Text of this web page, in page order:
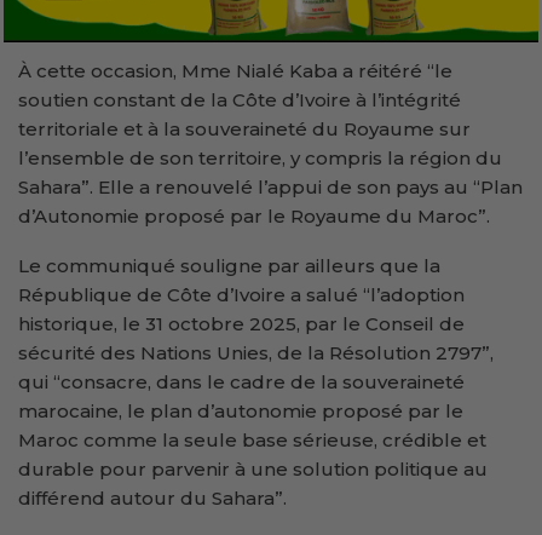
À cette occasion, Mme Nialé Kaba a réitéré “le
soutien constant de la Côte d’Ivoire à l’intégrité
territoriale et à la souveraineté du Royaume sur
l’ensemble de son territoire, y compris la région du
Sahara”. Elle a renouvelé l’appui de son pays au “Plan
d’Autonomie proposé par le Royaume du Maroc”.
Le communiqué souligne par ailleurs que la
République de Côte d’Ivoire a salué “l’adoption
historique, le 31 octobre 2025, par le Conseil de
sécurité des Nations Unies, de la Résolution 2797”,
qui “consacre, dans le cadre de la souveraineté
marocaine, le plan d’autonomie proposé par le
Maroc comme la seule base sérieuse, crédible et
durable pour parvenir à une solution politique au
différend autour du Sahara”.